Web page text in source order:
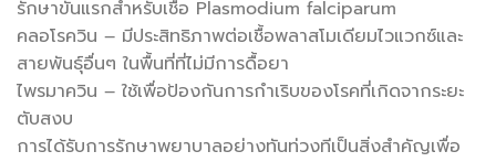
รักษาขั้นแรกสำหรับเชื้อ Plasmodium falciparum
คลอโรควิน – มีประสิทธิภาพต่อเชื้อพลาสโมเดียมไวแวกซ์และ
สายพันธุ์อื่นๆ ในพื้นที่ที่ไม่มีการดื้อยา
ไพรมาควิน – ใช้เพื่อป้องกันการกำเริบของโรคที่เกิดจากระยะ
ตับสงบ
การได้รับการรักษาพยาบาลอย่างทันท่วงทีเป็นสิ่งสำคัญเพื่อ